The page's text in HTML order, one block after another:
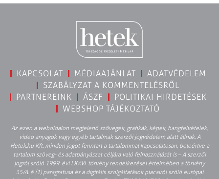
KAPCSOLAT MÉDIAAJÁNLAT
ADATVÉDELEM
SZABÁLYZAT A KOMMENTELÉSRŐL
PARTNEREINK
ÁSZF
POLITIKAI HIRDETÉSEK
WEBSHOP TÁJÉKOZTATÓ
Az ezen a weboldalon megjelenő szövegek, grafikák, képek, hangfelvételek,
video anyagok vagy egyéb tartalmak szerzői jogvédelem alatt állnak. A
Hetek.hu Kft. minden jogot fenntart a tartalommal kapcsolatosan, beleértve a
tartalom szöveg- és adatbányászat céljára való felhasználását is – A szerzői
jogról szóló 1999. évi LXXVI. törvény rendelkezései értelmében a törvény
35/A. § (1) paragrafusa és a digitális szolgáltatások piacairól szóló európai